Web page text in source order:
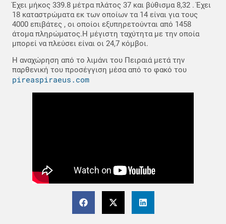
Έχει μήκος 339.8 μέτρα πλάτος 37 και βύθισμα 8,32 . Έχει
18 καταστρώματα εκ των οποίων τα 14 είναι για τους
4000 επιβάτες , οι οποίοι εξυπηρετούνται από 1458
άτομα πληρώματος.Η μέγιστη ταχύτητα με την οποία
μπορεί να πλεύσει είναι οι 24,7 κόμβοι.
Η αναχώρηση από το λιμάνι του Πειραιά μετά την
παρθενική του προσέγγιση μέσα από το φακό του
pireaspiraeus.com